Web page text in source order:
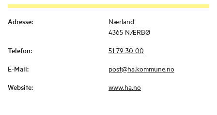
Adresse:
Nærland
4365 NÆRBØ
Telefon: 51 79 30 00
E-Mail: post@ha.kommune.no
Website: www.ha.no